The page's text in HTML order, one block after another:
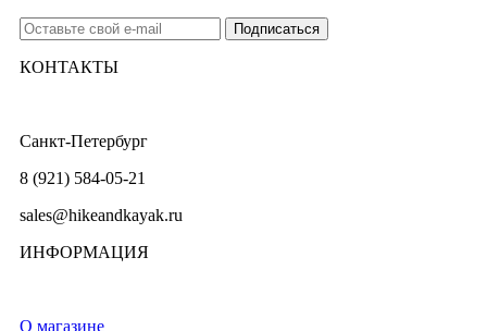
КОНТАКТЫ
Санкт-Петербург
8 (921) 584-05-21
sales@hikeandkayak.ru
ИНФОРМАЦИЯ
О магазине